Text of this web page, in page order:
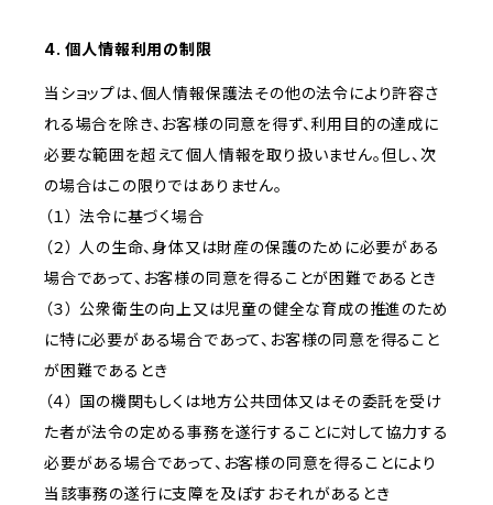
4. 個人情報利用の制限
当ショップは、個人情報保護法その他の法令により許容さ
れる場合を除き、お客様の同意を得ず、利用目的の達成に
必要な範囲を超えて個人情報を取り扱いません。但し、次
の場合はこの限りではありません。
（１） 法令に基づく場合
（２） 人の生命、身体又は財産の保護のために必要がある
場合であって、お客様の同意を得ることが困難であるとき
（３） 公衆衛生の向上又は児童の健全な育成の推進のため
に特に必要がある場合であって、お客様の同意を得ること
が困難であるとき
（４） 国の機関もしくは地方公共団体又はその委託を受け
た者が法令の定める事務を遂行することに対して協力する
必要がある場合であって、お客様の同意を得ることにより
当該事務の遂行に支障を及ぼすおそれがあるとき